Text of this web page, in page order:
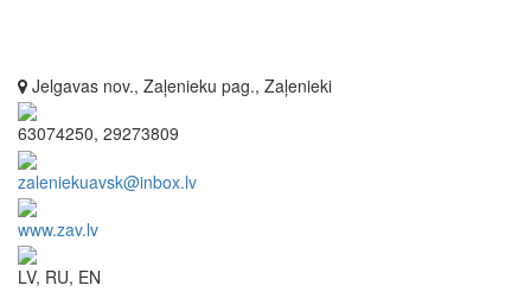
Jelgavas nov., Zaļenieku pag., Zaļenieki
63074250, 29273809
zaleniekuavsk@inbox.lv
www.zav.lv
LV, RU, EN